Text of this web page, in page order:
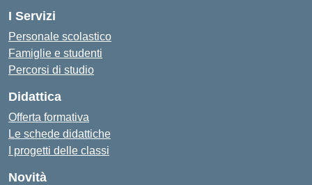
I Servizi
Personale scolastico
Famiglie e studenti
Percorsi di studio
Didattica
Offerta formativa
Le schede didattiche
I progetti delle classi
Novità